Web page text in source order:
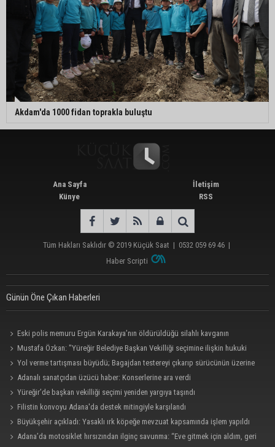
Akdam'da 1000 fidan toprakla buluştu
Ana Sayfa
Künye
İletişim
RSS
Tüm Hakları Saklıdır © 2019 Küçük Saat | 0532 059 69 46 |
Haber Scripti
Günün Öne Çıkan Haberleri
Eski polis memuru Ergün Karakaya’nın öldürüldüğü silahlı kavganın
görüntüleri ortaya çıktı
Mustafa Özkan: "Yüreğir Belediye Başkan Vekilliği seçimine ilişkin hukuki
süreç başlatıldı"
Yol verme tartışması büyüdü; Bagajdan testereyi çıkarıp sürücünün üzerine
yürüdü
Adanalı sanatçıdan üzücü haber: Konserlerine ara verdi
Yüreğir’de başkan vekilliği seçimi yeniden yargıya taşındı
Filistin konvoyu Adana'da destek mitingiyle karşılandı
Büyükşehir açıkladı: Yasaklı ırk köpeğe mevzuat kapsamında işlem yapıldı
Adana’da motosiklet hırsızından ilginç savunma: “Eve gitmek için aldım, geri